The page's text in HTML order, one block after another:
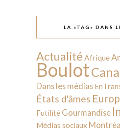
LA «TAG» DANS
Actualité Afrique
Boulot
Dans les médias
États d'âmes
Futilité Gourmandise
Médias sociaux